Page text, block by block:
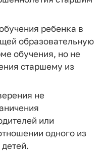
ребенка в
образовательную
обучения, но не
старшему из
не
или
одного из